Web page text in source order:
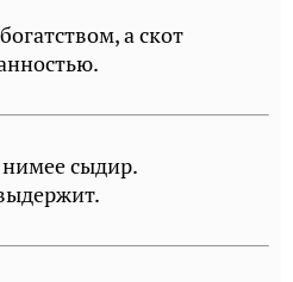
а скот
сыдир.